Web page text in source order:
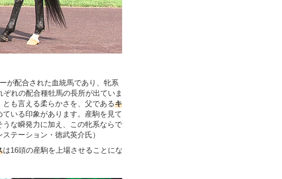
が配合された血統馬であり、牝系
れの配合種牡馬の長所が出ていま
も言える柔らかさを、父であるキ
いる印象があります。産駒を見て
な瞬発力に加え、この牝系ならで
テーション・徳武英介氏）
は16頭の産駒を上場させることにな